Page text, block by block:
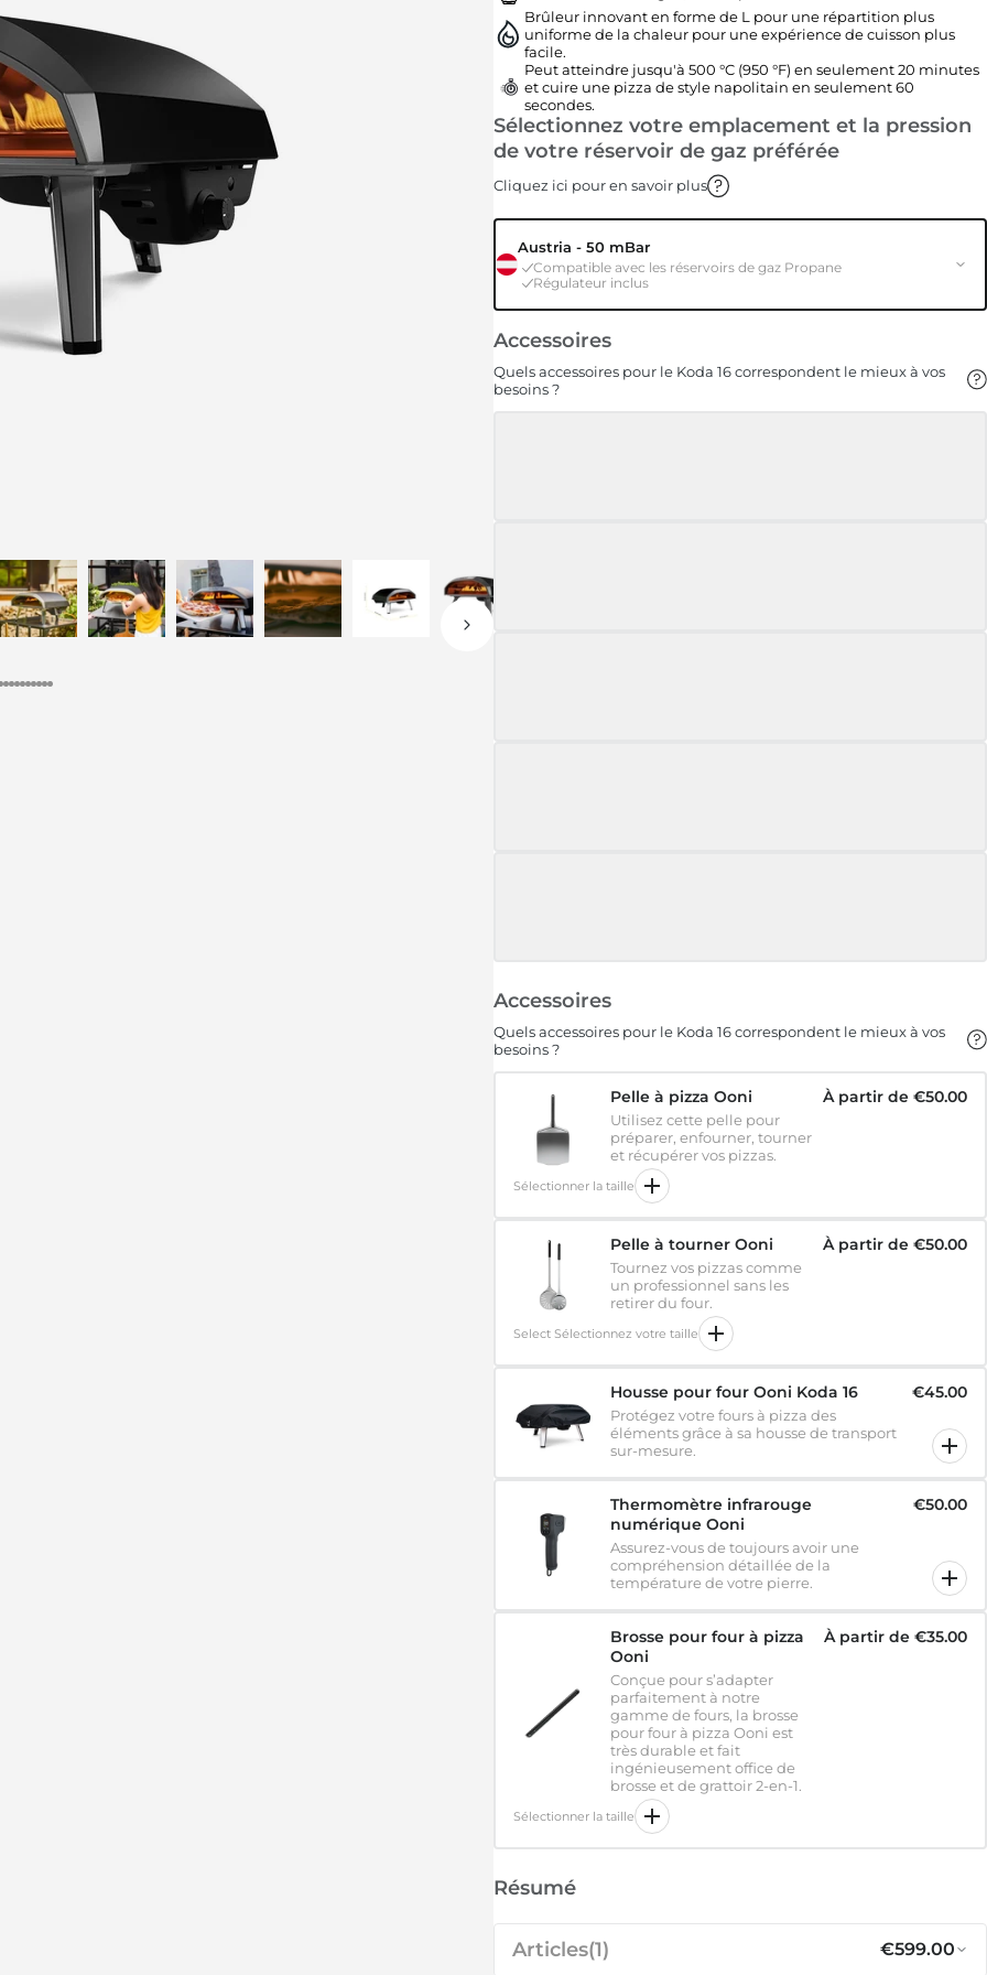
Brûleur innovant en forme de L pour une répartition plus
uniforme de la chaleur pour une expérience de cuisson plus
facile.
Peut atteindre jusqu'à 500 °C (950 °F) en seulement 20 minutes
et cuire une pizza de style napolitain en seulement 60
secondes.
Sélectionnez votre emplacement et la pression
de votre réservoir de gaz préférée
Cliquez ici pour en savoir plus
Austria - 50 mBar
Compatible avec les réservoirs de gaz Propane
Régulateur inclus
Accessoires
Quels accessoires pour le Koda 16 correspondent le mieux à vos
besoins ?
Accessoires
Quels accessoires pour le Koda 16 correspondent le mieux à vos
besoins ?
Pelle à pizza Ooni
Utilisez cette pelle pour
préparer, enfourner, tourner
et récupérer vos pizzas.
À partir de €50.00
Sélectionner la taille
Pelle à tourner Ooni
Tournez vos pizzas comme
un professionnel sans les
retirer du four.
À partir de €50.00
Select Sélectionnez votre taille
Housse pour four Ooni Koda 16
Protégez votre fours à pizza des
éléments grâce à sa housse de transport
sur-mesure.
€45.00
Thermomètre infrarouge
numérique Ooni
Assurez-vous de toujours avoir une
compréhension détaillée de la
température de votre pierre.
€50.00
Brosse pour four à pizza
Ooni
Conçue pour s’adapter
parfaitement à notre
gamme de fours, la brosse
pour four à pizza Ooni est
très durable et fait
ingénieusement office de
brosse et de grattoir 2-en-1.
À partir de €35.00
Sélectionner la taille
Résumé
Articles(1) €599.00